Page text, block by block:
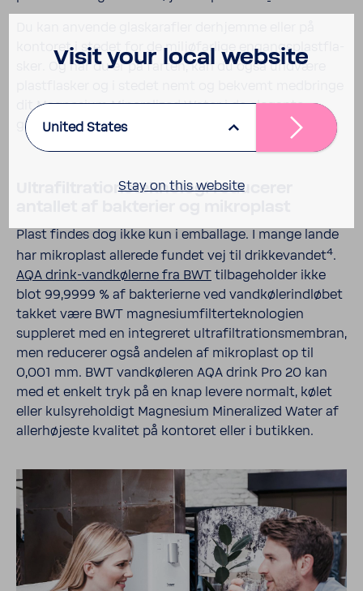
kontoret i stedet for de miljø­far­lige engangs­plast­fla­
sker. Og når du er på farten, kan du også undvære
dit Magne­sium Mine­ra­lized Water i de elegante
genbrugs­fla­sker fra BWT.
Ultra­filt­ra­tions­tek­no­logi redu­cerer
Plast findes dog ikke kun i embal­lage. I mange lande
har mikro­plast alle­rede fundet vej til drik­ke­vandet4.
AQA drink-​vandkølerne fra BWT tilba­ge­holder ikke
blot 99,9999 % af bakte­ri­erne ved vandkølerindløbet
takket være BWT magne­sium­fil­ter­tek­no­lo­gien
suppleret med en inte­greret ultra­filt­ra­tions­mem­bran,
men redu­cerer også andelen af mikro­plast op til
0,001 mm. BWT vandkøleren AQA drink Pro 20 kan
med et enkelt tryk på en knap levere normalt, kølet
eller kulsy­re­hol­digt Magne­sium Mine­ra­lized Water af
allerhøjeste kvalitet på kontoret eller i butikken.
Visit your local website
United States
Stay on this website